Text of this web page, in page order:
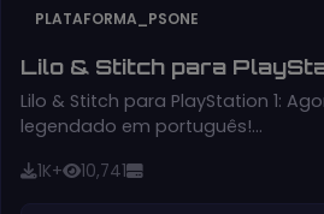
PLATAFORMA_PSONE
Lilo & Stitch para
Lilo & Stitch para PlayStation 1:
legendado em português!…
1K+ 10,741